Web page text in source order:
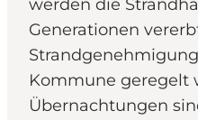
werden die
Generationen
Kommune geregelt
Übernachtungen